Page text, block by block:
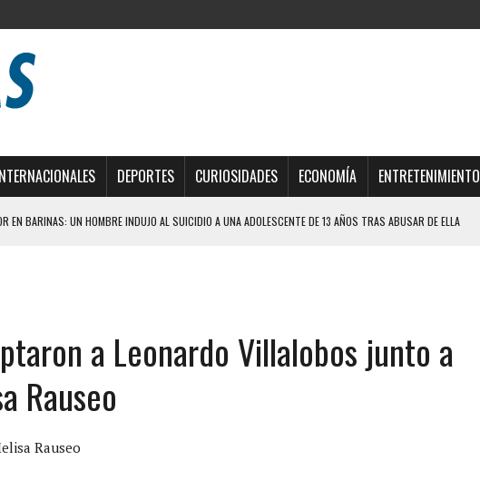
DEPORTES CURIOSIDADES ECONOMÍA ENTRETENIMIENTO
EN BARINAS: UN HOMBRE INDUJO AL SUICIDIO A UNA ADOLESCENTE DE 13 AÑOS TRAS ABUSAR DE ELLA
SU NEVERA MIENTRAS LA CASA SE INUNDABA
DE CALLE Y MURIÓ A MANOS DE VARIOS DE ELLOS EN MATURÍN
EN EL CENTRO DE CARACAS CON MÁS DE 20 PERSONAS ADENTRO
CUCHILLO A SUS HIJOS, UNO PERDIÓ LA VIDA
a Leonardo Villalobos junto a
Rauseo
Rauseo